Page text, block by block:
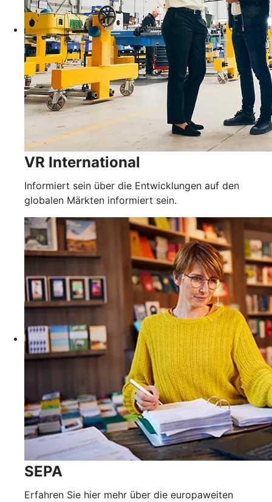
VR International
Informiert sein über die Entwicklungen auf den
globalen Märkten informiert sein.
SEPA
Erfahren Sie hier mehr über die europaweiten